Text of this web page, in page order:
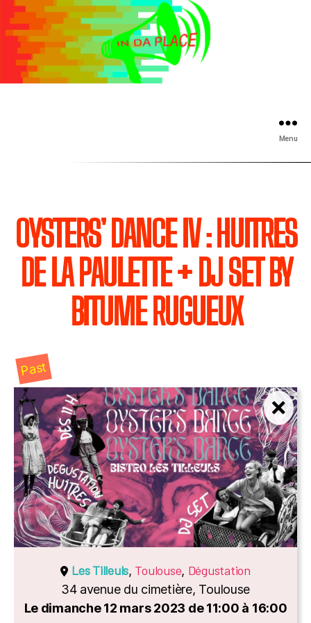
Menu
OYSTERS’ DANCE IV : HUITRES
DE LA PAULETTE + DJ SET BY
BITUME RUGUEUX
Past
Les Tilleuls, Toulouse, Dégustation
34 avenue du cimetière, Toulouse
Le dimanche 12 mars 2023 de 11:00 à 16:00